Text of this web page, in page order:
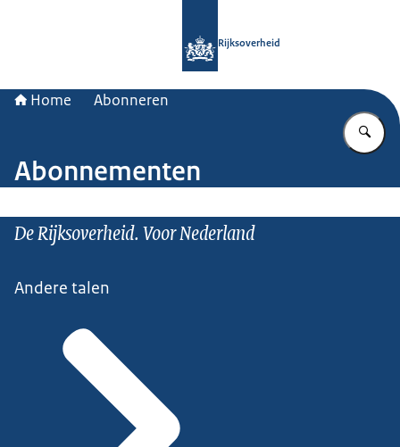
Rijksoverheid
Home Abonneren
Abonnementen
De Rijksoverheid. Voor Nederland
Andere talen